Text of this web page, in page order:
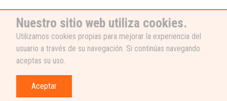
Nuestro sitio web utiliza cookies.
Utilizamos cookies propias para mejorar la experiencia del
usuario a través de su navegación. Si continúas navegando
aceptas su uso.
Aceptar
¿NECESITAS AYUDA?
Nuestro equipo de soporte está listo